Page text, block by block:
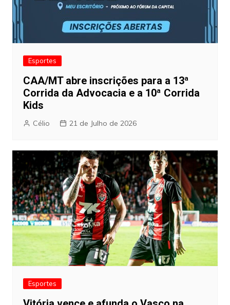
Esportes
CAA/MT abre inscrições para a 13ª
Corrida da Advocacia e a 10ª Corrida
Kids
Célio 21 de Julho de 2026
Esportes